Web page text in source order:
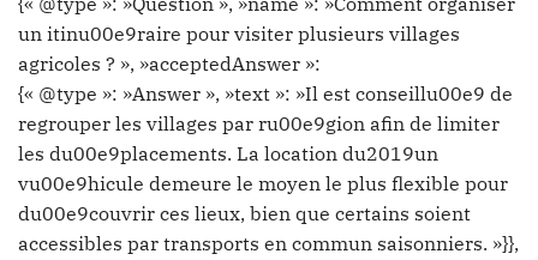
un itinu00e9raire pour visiter plusieurs villages
agricoles ? », »acceptedAnswer »:
{« @type »: »Answer », »text »: »Il est conseillu00e9 de
regrouper les villages par ru00e9gion afin de limiter
les du00e9placements. La location du2019un
vu00e9hicule demeure le moyen le plus flexible pour
du00e9couvrir ces lieux, bien que certains soient
accessibles par transports en commun saisonniers. »}},